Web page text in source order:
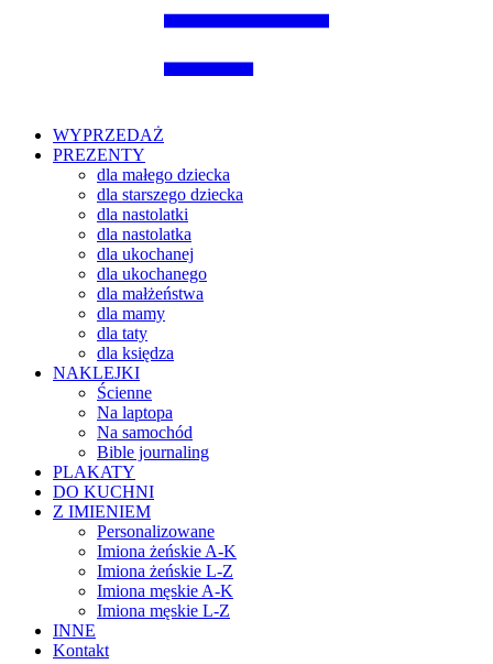
WYPRZEDAŻ
PREZENTY
dla małego dziecka
dla starszego dziecka
dla nastolatki
dla nastolatka
dla ukochanej
dla ukochanego
dla małżeństwa
dla mamy
dla taty
dla księdza
NAKLEJKI
Ścienne
Na laptopa
Na samochód
Bible journaling
PLAKATY
DO KUCHNI
Z IMIENIEM
Personalizowane
Imiona żeńskie A-K
Imiona żeńskie L-Z
Imiona męskie A-K
Imiona męskie L-Z
INNE
Kontakt